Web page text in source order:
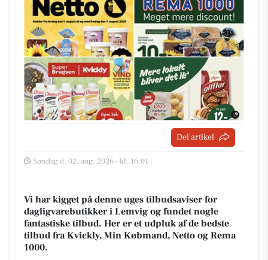
Del artikel
Søndag d. 02. aug. 2026 - kl. 16:01
Vi har kigget på denne uges tilbudsaviser for
dagligvarebutikker i Lemvig og fundet nogle
fantastiske tilbud. Her er et udpluk af de bedste
tilbud fra Kvickly, Min Købmand, Netto og Rema
1000.